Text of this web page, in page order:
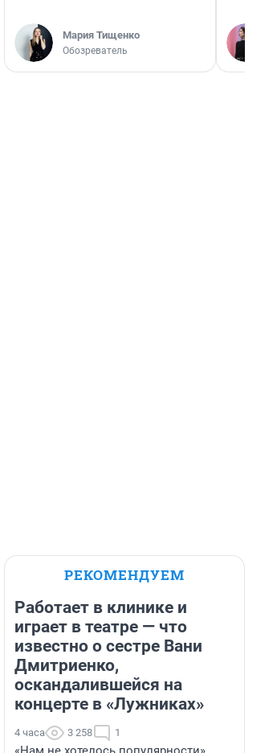
Мария Тищенко
Обозреватель
РЕКОМЕНДУЕМ
Работает в клинике и
играет в театре — что
известно о сестре Вани
Дмитриенко,
оскандалившейся на
концерте в «Лужниках»
4 часа 3 258 1